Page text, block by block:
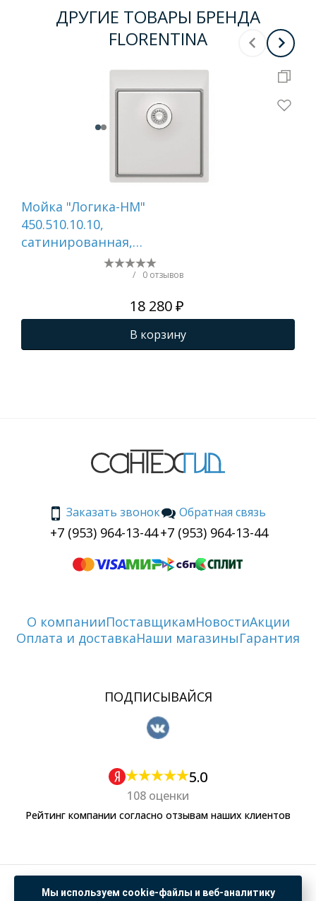
ДРУГИЕ ТОВАРЫ БРЕНДА
FLORENTINA
Мойка "Логика-НМ"
450.510.10.10,
сатинированная,
перелив в чаше
/ 0 отзывов
18 280 ₽
В корзину
Заказать звонок
+7 (953) 964-13-44
Обратная связь
+7 (953) 964-13-44
О компанииПоставщикамНовостиАкции
Оплата и доставкаНаши магазиныГарантия
ПОДПИСЫВАЙСЯ
5.0
108 оценки
Рейтинг компании согласно отзывам наших клиентов
Политика обработки персональных данных
Согласие на обработку данных Яндекс Метрика
Мы используем cookie-файлы и веб-аналитику